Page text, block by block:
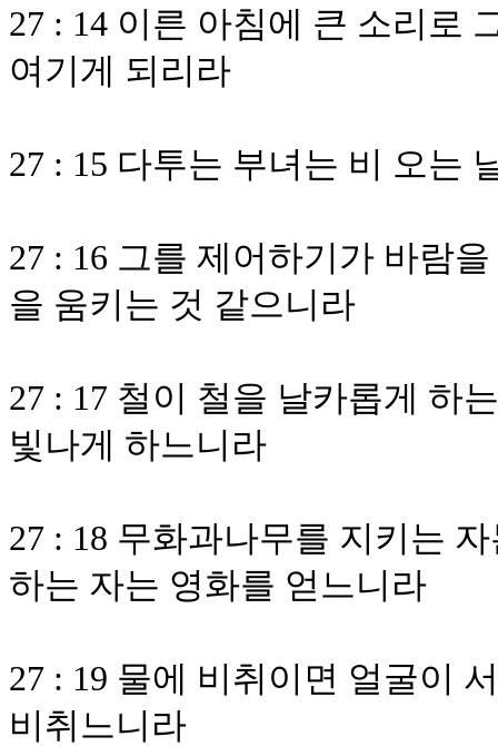
27 : 14 이른 아침에 큰 소리로
여기게 되리라
27 : 15 다투는 부녀는 비 오는
27 : 16 그를 제어하기가 바람
을 움키는 것 같으니라
27 : 17 철이 철을 날카롭게 하
빛나게 하느니라
27 : 18 무화과나무를 지키는
하는 자는 영화를 얻느니라
27 : 19 물에 비취이면 얼굴이
비취느니라